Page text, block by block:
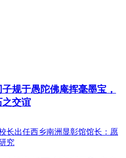
规于愚陀佛庵挥毫墨宝，
之交谊